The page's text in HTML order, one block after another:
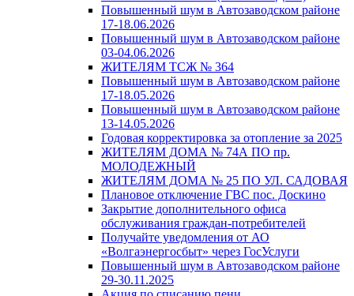
Повышенный шум в Автозаводском районе
17-18.06.2026
Повышенный шум в Автозаводском районе
03-04.06.2026
ЖИТЕЛЯМ ТСЖ № 364
Повышенный шум в Автозаводском районе
17-18.05.2026
Повышенный шум в Автозаводском районе
13-14.05.2026
Годовая корректировка за отопление за 2025
ЖИТЕЛЯМ ДОМА № 74А ПО пр.
МОЛОДЕЖНЫЙ
ЖИТЕЛЯМ ДОМА № 25 ПО УЛ. САДОВАЯ
Плановое отключение ГВС пос. Доскино
Закрытие дополнительного офиса
обслуживания граждан-потребителей
Получайте уведомления от АО
«Волгаэнергосбыт» через ГосУслуги
Повышенный шум в Автозаводском районе
29-30.11.2025